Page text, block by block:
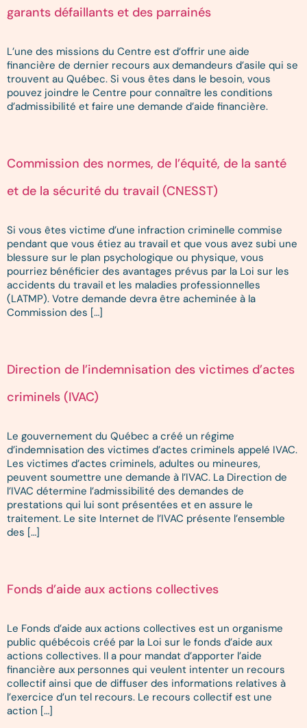
garants défaillants et des parrainés
L’une des missions du Centre est d’offrir une aide
financière de dernier recours aux demandeurs d’asile qui se
trouvent au Québec. Si vous êtes dans le besoin, vous
pouvez joindre le Centre pour connaître les conditions
d’admissibilité et faire une demande d’aide financière.
Commission des normes, de l’équité, de la santé
et de la sécurité du travail (CNESST)
Si vous êtes victime d’une infraction criminelle commise
pendant que vous étiez au travail et que vous avez subi une
blessure sur le plan psychologique ou physique, vous
pourriez bénéficier des avantages prévus par la Loi sur les
accidents du travail et les maladies professionnelles
(LATMP). Votre demande devra être acheminée à la
Commission des […]
Direction de l’indemnisation des victimes d’actes
criminels (IVAC)
Le gouvernement du Québec a créé un régime
d’indemnisation des victimes d’actes criminels appelé IVAC.
Les victimes d’actes criminels, adultes ou mineures,
peuvent soumettre une demande à l’IVAC. La Direction de
l’IVAC détermine l’admissibilité des demandes de
prestations qui lui sont présentées et en assure le
traitement. Le site Internet de l’IVAC présente l’ensemble
des […]
Fonds d’aide aux actions collectives
Le Fonds d’aide aux actions collectives est un organisme
public québécois créé par la Loi sur le fonds d’aide aux
actions collectives. Il a pour mandat d’apporter l’aide
financière aux personnes qui veulent intenter un recours
collectif ainsi que de diffuser des informations relatives à
l’exercice d’un tel recours. Le recours collectif est une
action […]